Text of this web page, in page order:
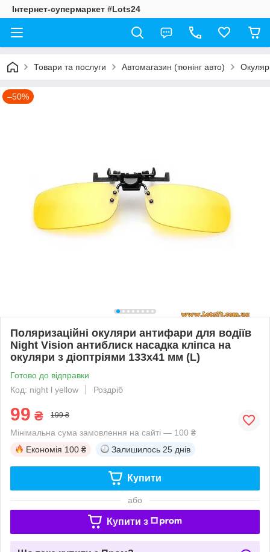
Інтернет-супермаркет #Lots24
Товари та послуги Автомагазин (тюнінг авто)
–50%
Поляризаційні окуляри антифари для водіїв
Night Vision антиблиск насадка кліпса на
окуляри з діоптріями 133x41 мм (L)
Готово до відправки
Код: night l yellow
Роздріб
99 ₴ 199 ₴
Мінімальна сума замовлення на сайті — 100 ₴
Економія 100 ₴ Залишилось 25 днів
Купити
або
Купити з